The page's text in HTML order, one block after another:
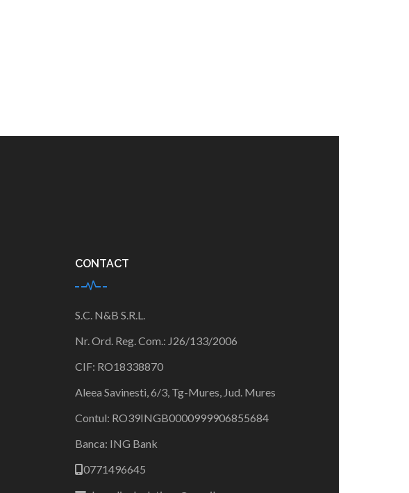
CONTACT
S.C. N&B S.R.L.
Nr. Ord. Reg. Com.: J26/133/2006
CIF: RO18338870
Aleea Savinesti, 6/3, Tg-Mures, Jud. Mures
Contul: RO39INGB0000999906855684
Banca: ING Bank
0771496645